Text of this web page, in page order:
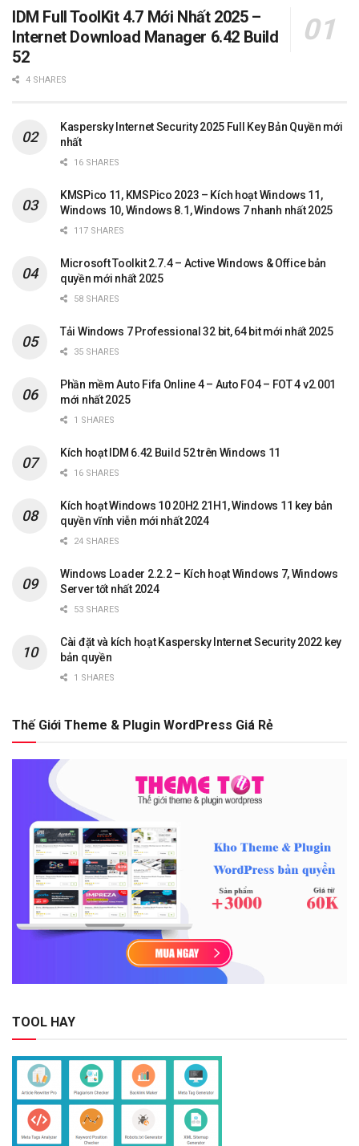
IDM Full ToolKit 4.7 Mới Nhất 2025 –
Internet Download Manager 6.42 Build
52
4 SHARES
Kaspersky Internet Security 2025 Full Key Bản Quyền mới
nhất
16 SHARES
KMSPico 11, KMSPico 2023 – Kích hoạt Windows 11,
Windows 10, Windows 8.1, Windows 7 nhanh nhất 2025
117 SHARES
Microsoft Toolkit 2.7.4 – Active Windows & Office bản
quyền mới nhất 2025
58 SHARES
Tải Windows 7 Professional 32 bit, 64 bit mới nhất 2025
35 SHARES
Phần mềm Auto Fifa Online 4 – Auto FO4 – FOT 4 v2.001
mới nhất 2025
1 SHARES
Kích hoạt IDM 6.42 Build 52 trên Windows 11
16 SHARES
Kích hoạt Windows 10 20H2 21H1, Windows 11 key bản
quyền vĩnh viễn mới nhất 2024
24 SHARES
Windows Loader 2.2.2 – Kích hoạt Windows 7, Windows
Server tốt nhất 2024
53 SHARES
Cài đặt và kích hoạt Kaspersky Internet Security 2022 key
bản quyền
1 SHARES
Thế Giới Theme & Plugin WordPress Giá Rẻ
TOOL HAY